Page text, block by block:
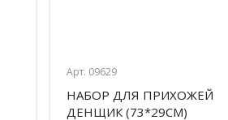
Арт. 09629
НАБОР ДЛЯ ПРИХОЖЕЙ
ДЕНЩИК (73*29СМ)